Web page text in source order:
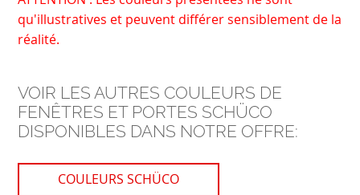
qu'illustratives et peuvent différer sensiblement de la
réalité.
VOIR LES AUTRES COULEURS DE
FENÊTRES ET PORTES SCHÜCO
DISPONIBLES DANS NOTRE OFFRE:
COULEURS SCHÜCO